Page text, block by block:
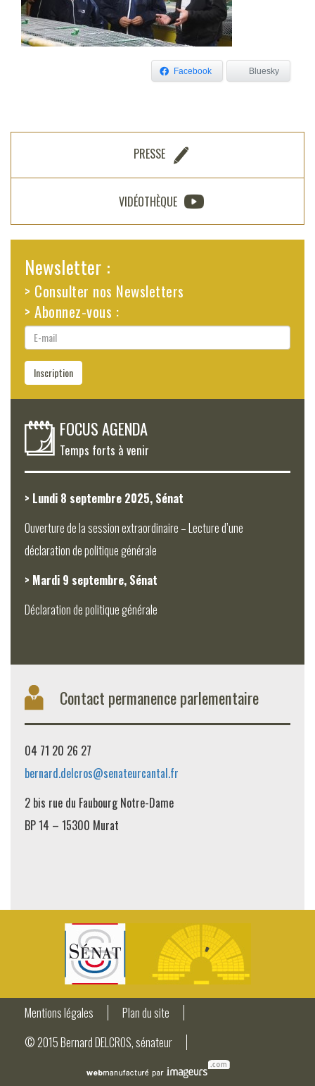
Facebook Bluesky
PRESSE
VIDÉOTHÈQUE
Newsletter :
> Consulter nos Newsletters
> Abonnez-vous :
E-
mail
Inscription
FOCUS AGENDA
Temps forts à venir
> Lundi 8 septembre 2025, Sénat
Ouverture de la session extraordinaire – Lecture d’une
déclaration de politique générale
> Mardi 9 septembre, Sénat
Déclaration de politique générale
Contact permanence parlementaire
04 71 20 26 27
bernard.delcros@senateurcantal.fr
2 bis rue du Faubourg Notre-Dame
BP 14 – 15300 Murat
Mentions légales
Plan du site
© 2015 Bernard DELCROS, sénateur